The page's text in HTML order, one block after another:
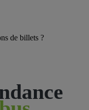
de billets ?